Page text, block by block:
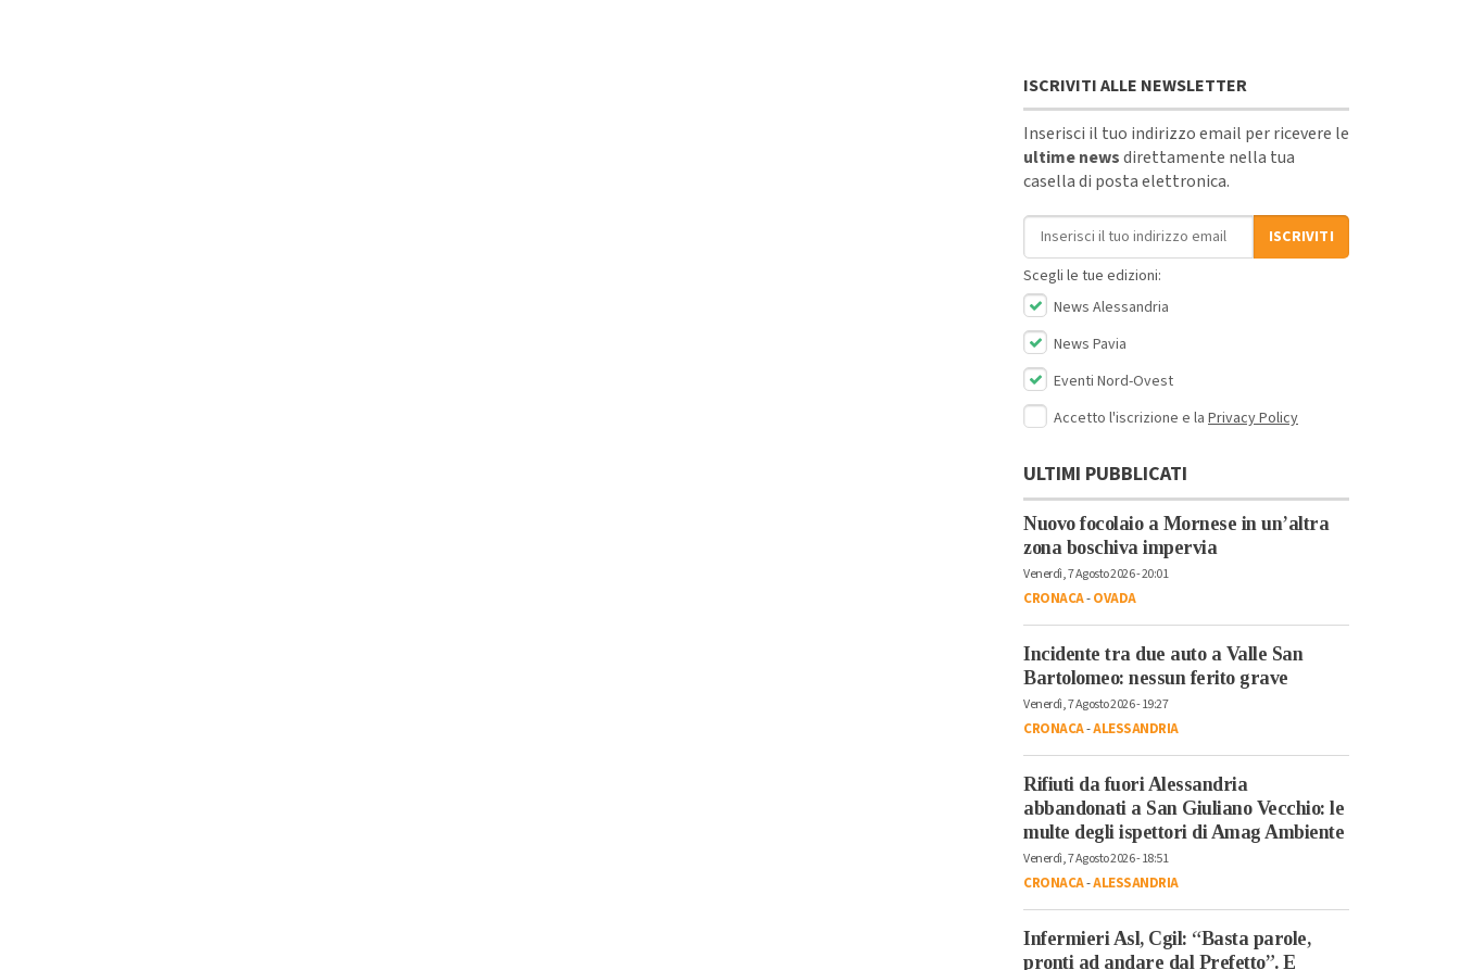
ISCRIVITI ALLE NEWSLETTER
Inserisci il tuo indirizzo email per ricevere le
ultime newsdirettamente nella tua
casella di posta elettronica.
Indirizzo email
ISCRIVITI
Scegli le tue edizioni:
News Alessandria
News Pavia
Eventi Nord-Ovest
Accetto l'iscrizione e la Privacy Policy
ULTIMI PUBBLICATI
Nuovo focolaio a Mornese in un’altra
zona boschiva impervia
Venerdì, 7 Agosto 2026 - 20:01
CRONACA-OVADA
Incidente tra due auto a Valle San
Bartolomeo: nessun ferito grave
Venerdì, 7 Agosto 2026 - 19:27
CRONACA-ALESSANDRIA
Rifiuti da fuori Alessandria
abbandonati a San Giuliano Vecchio: le
multe degli ispettori di Amag Ambiente
Venerdì, 7 Agosto 2026 - 18:51
CRONACA-ALESSANDRIA
Infermieri Asl, Cgil: “Basta parole,
pronti ad andare dal Prefetto”. E